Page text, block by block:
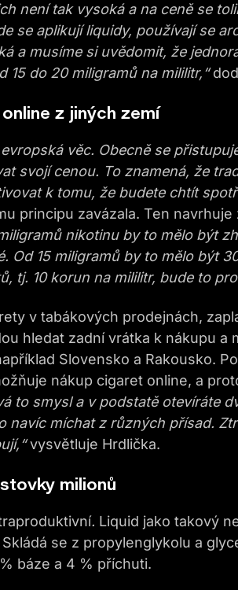
není tak vysoká a na ceně se
se aplikujíliquidy, používají se
a musíme si uvědomit, že
15 do 20 miligramů na mililitr,“
z jiných zemí
věc. Obecně se
svojí cenou. To znamená, že
k tomu, že budete chtít
principu zavázala. Ten
nikotinu by to mělo být
Od 15 miligramů by to mělo být
tj. 10 korun na mililitr, bude to
v tabákových prodejnách,
hledat zadní vrátka k nákupu
Slovensko a Rakousko.
nákup cigaret online, a
to smysl a v podstatě otevíráte
navíc míchat z různých přísad.
vysvětluje Hrdlička.
milionů
. Liquid jako takový
se z propylenglykolu a
báze a 4 % příchuti.